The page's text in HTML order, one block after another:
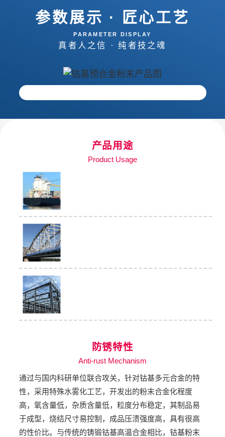
参数展示 · 匠心工艺
PARAMETER DISPLAY
真者人之信 · 纯者技之魂
产品用途
Product Usage
防锈特性
Anti-rust Mechanism
通过与国内科研单位联合攻关，针对钴基多元合金的特
性，采用特殊水雾化工艺，开发出的粉末合金化程度
高，氧含量低，杂质含量低，粒度分布稳定，其制品易
于成型，烧结尺寸易控制，成品压溃强度高，具有很高
的性价比。与传统的铸锻钴基高温合金相比，钴基粉末